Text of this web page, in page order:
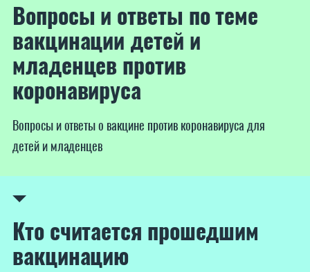
Вопросы и ответы по теме
вакцинации детей и
младенцев против
коронавируса
Вопросы и ответы о вакцине против коронавируса для
детей и младенцев
Кто считается прошедшим
вакцинацию